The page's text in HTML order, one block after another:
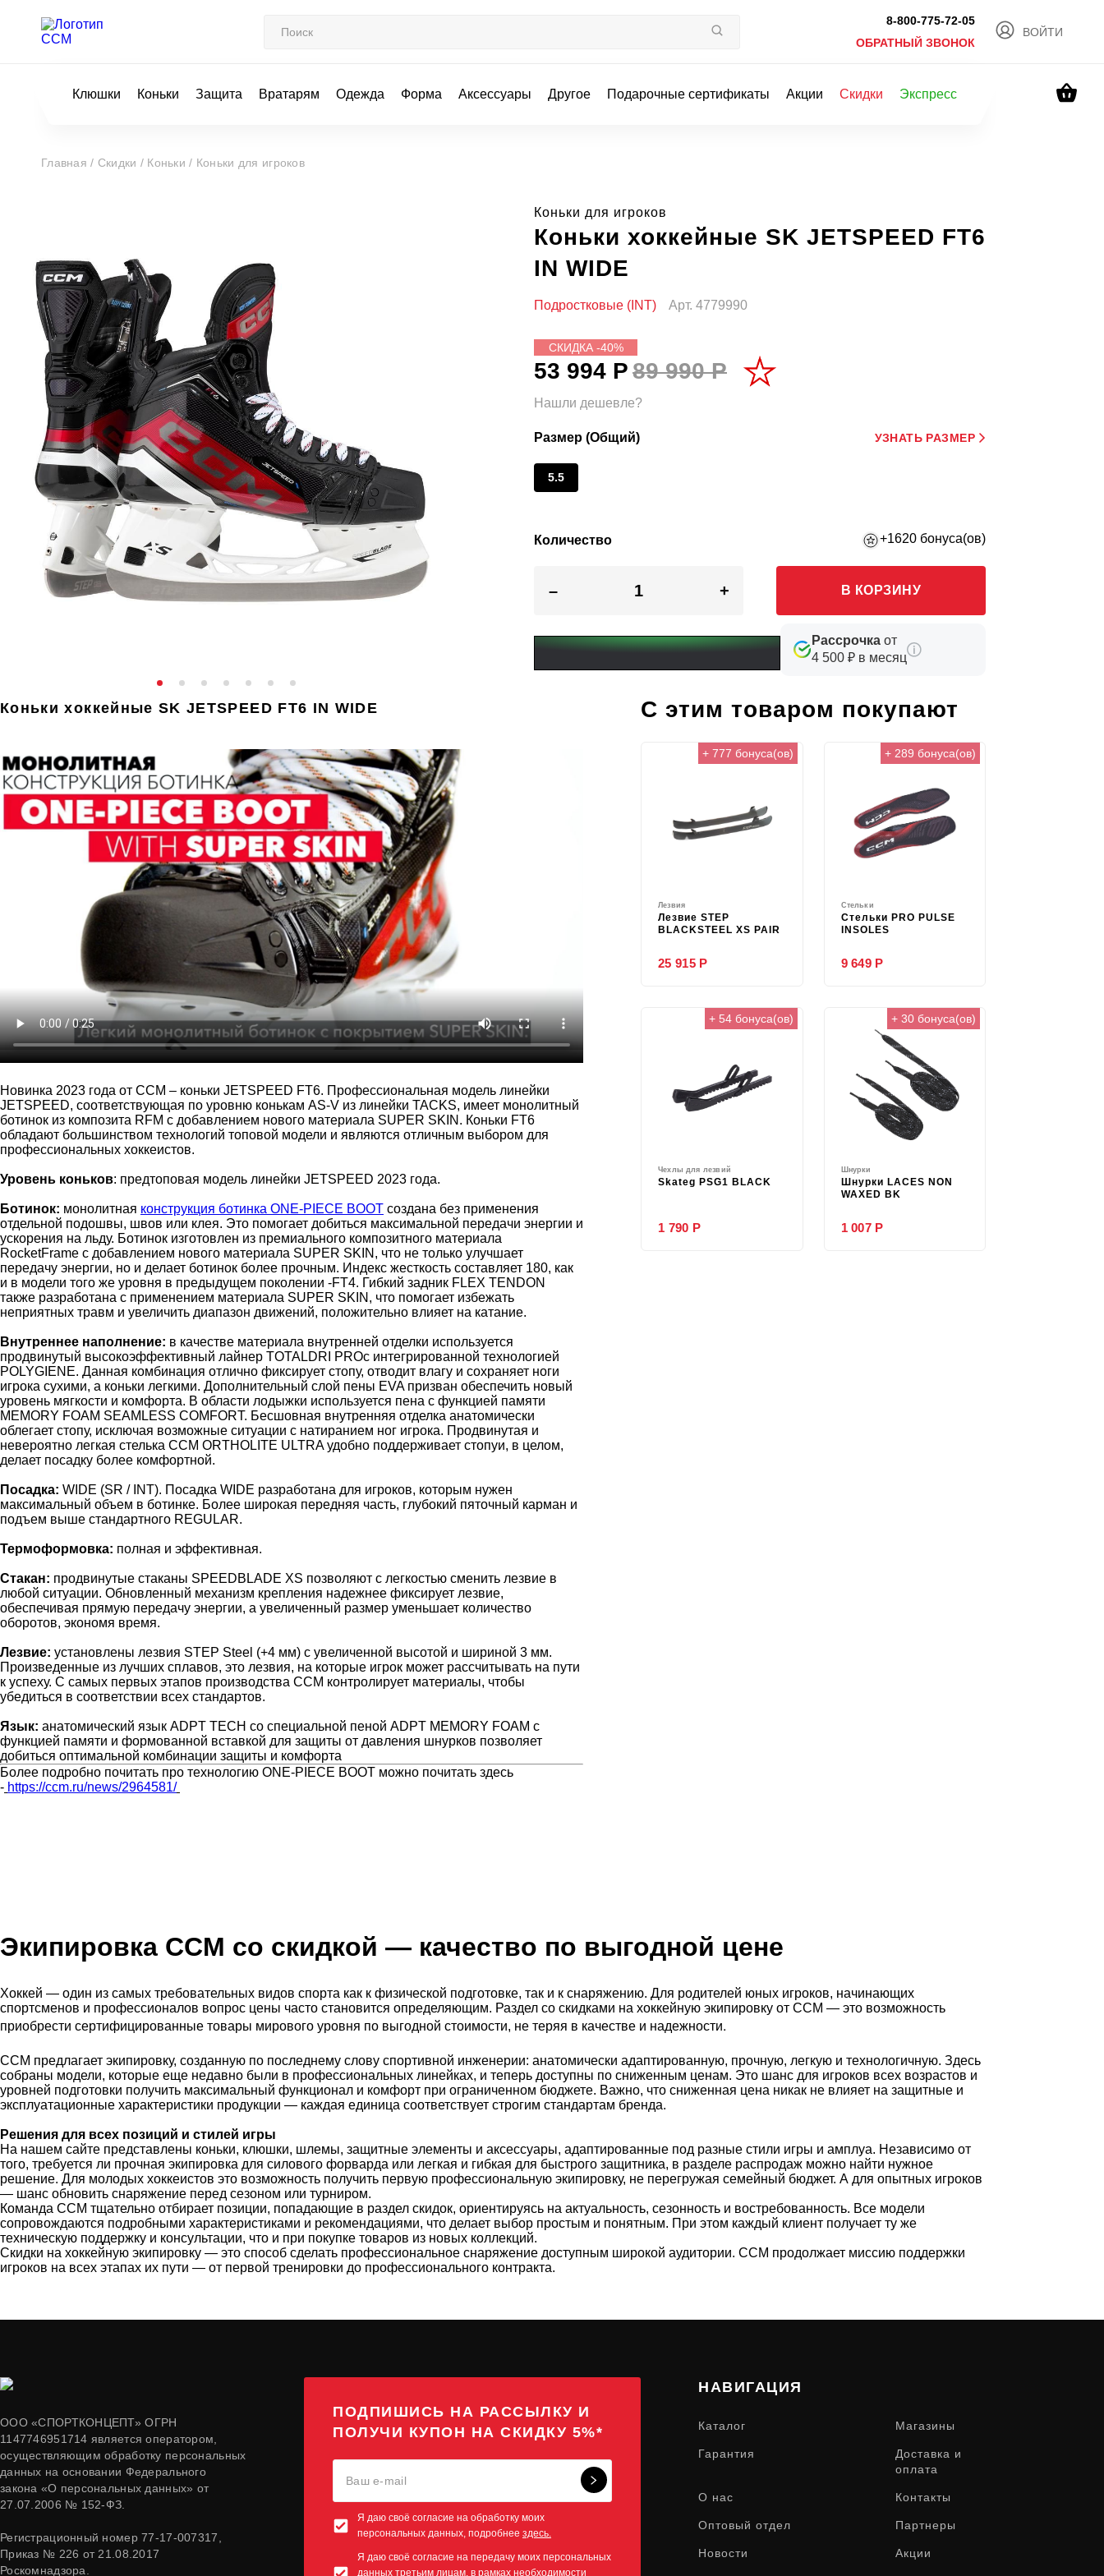
8-800-775-72-05
ОБРАТНЫЙ ЗВОНОК
ВОЙТИ
Клюшки Коньки Защита Вратарям Одежда Форма Аксессуары Другое Подарочные сертификаты Акции Скидки Экспресс
Главная / Скидки / Коньки / Коньки для игроков
Коньки для игроков
Коньки хоккейные SK JETSPEED FT6
IN WIDE
Подростковые (INT) Арт. 4779990
СКИДКА -40%
53 994 Р89 990 Р
Нашли дешевле?
Размер (Общий) УЗНАТЬ РАЗМЕР
5.5
Количество +1620 бонуса(ов)
– + В КОРЗИНУ
Рассрочка от
4 500 ₽ в месяц
Коньки хоккейные SK JETSPEED FT6 IN WIDE
Новинка 2023 года от CCM – коньки JETSPEED FT6. Профессиональная модель линейки
JETSPEED, соответствующая по уровню конькам AS-V из линейки TACKS, имеет монолитный
ботинок из композита RFM с добавлением нового материала SUPER SKIN. Коньки FT6
обладают большинством технологий топовой модели и являются отличным выбором для
профессиональных хоккеистов.
Уровень коньков: предтоповая модель линейки JETSPEED 2023 года.
Ботинок: монолитная конструкция ботинка ONE-PIECE BOOT создана без применения
отдельной подошвы, швов или клея. Это помогает добиться максимальной передачи энергии и
ускорения на льду. Ботинок изготовлен из премиального композитного материала
RocketFrame с добавлением нового материала SUPER SKIN, что не только улучшает
передачу энергии, но и делает ботинок более прочным. Индекс жесткость составляет 180, как
и в модели того же уровня в предыдущем поколении -FT4. Гибкий задник FLEX TENDON
также разработана с применением материала SUPER SKIN, что помогает избежать
неприятных травм и увеличить диапазон движений, положительно влияет на катание.
Внутреннее наполнение: в качестве материала внутренней отделки используется
продвинутый высокоэффективный лайнер TOTALDRI PROс интегрированной технологией
POLYGIENE. Данная комбинация отлично фиксирует стопу, отводит влагу и сохраняет ноги
игрока сухими, а коньки легкими. Дополнительный слой пены EVA призван обеспечить новый
уровень мягкости и комфорта. В области лодыжки используется пена с функцией памяти
MEMORY FOAM SEAMLESS COMFORT. Бесшовная внутренняя отделка анатомически
облегает стопу, исключая возможные ситуации с натиранием ног игрока. Продвинутая и
невероятно легкая стелька CCM ORTHOLITE ULTRA удобно поддерживает стопуи, в целом,
делает посадку более комфортной.
Посадка: WIDE (SR / INT). Посадка WIDE разработана для игроков, которым нужен
максимальный объем в ботинке. Более широкая передняя часть, глубокий пяточный карман и
подъем выше стандартного REGULAR.
Термоформовка: полная и эффективная.
Стакан: продвинутые стаканы SPEEDBLADE XS позволяют с легкостью сменить лезвие в
любой ситуации. Обновленный механизм крепления надежнее фиксирует лезвие,
обеспечивая прямую передачу энергии, а увеличенный размер уменьшает количество
оборотов, экономя время.
Лезвие: установлены лезвия STEP Steel (+4 мм) с увеличенной высотой и шириной 3 мм.
Произведенные из лучших сплавов, это лезвия, на которые игрок может рассчитывать на пути
к успеху. С самых первых этапов производства CCM контролирует материалы, чтобы
убедиться в соответствии всех стандартов.
Язык: анатомический язык ADPT TECH со специальной пеной ADPT MEMORY FOAM с
функцией памяти и формованной вставкой для защиты от давления шнурков позволяет
добиться оптимальной комбинации защиты и комфорта
Более подробно почитать про технологию ONE-PIECE BOOT можно почитать здесь
- https://ccm.ru/news/2964581/
С этим товаром покупают
+ 777 бонуса(ов)
Лезвия
Лезвие STEP
BLACKSTEEL XS PAIR
25 915 Р
+ 289 бонуса(ов)
Стельки
Стельки PRO PULSE
INSOLES
9 649 Р
+ 54 бонуса(ов)
Чехлы для лезвий
Skateg PSG1 BLACK
1 790 Р
+ 30 бонуса(ов)
Шнурки
Шнурки LACES NON
WAXED BK
1 007 Р
Экипировка CCM со скидкой — качество по выгодной цене
Хоккей — один из самых требовательных видов спорта как к физической подготовке, так и к снаряжению. Для родителей юных игроков, начинающих
спортсменов и профессионалов вопрос цены часто становится определяющим. Раздел со скидками на хоккейную экипировку от CCM — это возможность
приобрести сертифицированные товары мирового уровня по выгодной стоимости, не теряя в качестве и надежности.
CCM предлагает экипировку, созданную по последнему слову спортивной инженерии: анатомически адаптированную, прочную, легкую и технологичную. Здесь
собраны модели, которые еще недавно были в профессиональных линейках, и теперь доступны по сниженным ценам. Это шанс для игроков всех возрастов и
уровней подготовки получить максимальный функционал и комфорт при ограниченном бюджете. Важно, что сниженная цена никак не влияет на защитные и
эксплуатационные характеристики продукции — каждая единица соответствует строгим стандартам бренда.
Решения для всех позиций и стилей игры
На нашем сайте представлены коньки, клюшки, шлемы, защитные элементы и аксессуары, адаптированные под разные стили игры и амплуа. Независимо от
того, требуется ли прочная экипировка для силового форварда или легкая и гибкая для быстрого защитника, в разделе распродаж можно найти нужное
решение. Для молодых хоккеистов это возможность получить первую профессиональную экипировку, не перегружая семейный бюджет. А для опытных игроков
— шанс обновить снаряжение перед сезоном или турниром.
Команда CCM тщательно отбирает позиции, попадающие в раздел скидок, ориентируясь на актуальность, сезонность и востребованность. Все модели
сопровождаются подробными характеристиками и рекомендациями, что делает выбор простым и понятным. При этом каждый клиент получает ту же
техническую поддержку и консультации, что и при покупке товаров из новых коллекций.
Скидки на хоккейную экипировку — это способ сделать профессиональное снаряжение доступным широкой аудитории. CCM продолжает миссию поддержки
игроков на всех этапах их пути — от первой тренировки до профессионального контракта.
ООО «СПОРТКОНЦЕПТ» ОГРН
1147746951714 является оператором,
осуществляющим обработку персональных
данных на основании Федерального
закона «О персональных данных» от
27.07.2006 № 152-ФЗ.
Регистрационный номер 77-17-007317,
Приказ № 226 от 21.08.2017
Роскомнадзора.
ПОДПИШИСЬ НА РАССЫЛКУ И
ПОЛУЧИ КУПОН НА СКИДКУ 5%*
Я даю своё согласие на обработку моих
персональных данных, подробнее здесь.
Я даю своё согласие на передачу моих персональных
данных третьим лицам, в рамках необходимости
НАВИГАЦИЯ
Каталог Магазины
Гарантия
Доставка и
оплата
О нас Контакты
Оптовый отдел Партнеры
Новости Акции